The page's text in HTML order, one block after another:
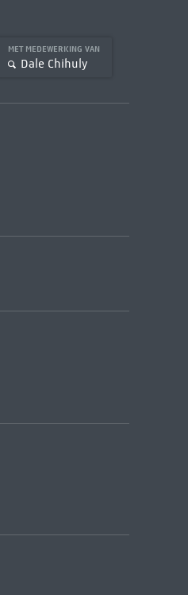
MET MEDEWERKING VAN
Dale Chihuly